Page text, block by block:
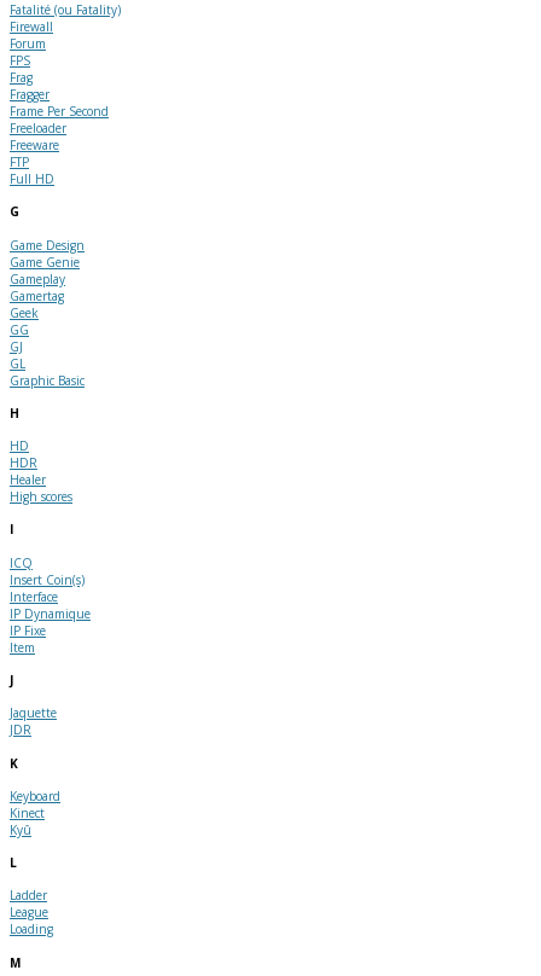
Fatalité (ou Fatality)
Firewall
Forum
FPS
Frag
Fragger
Frame Per Second
Freeloader
Freeware
FTP
Full HD
G
Game Design
Game Genie
Gameplay
Gamertag
Geek
GG
GJ
GL
Graphic Basic
H
HD
HDR
Healer
High scores
I
ICQ
Insert Coin(s)
Interface
IP Dynamique
IP Fixe
Item
J
Jaquette
JDR
K
Keyboard
Kinect
Kyû
L
Ladder
League
Loading
M